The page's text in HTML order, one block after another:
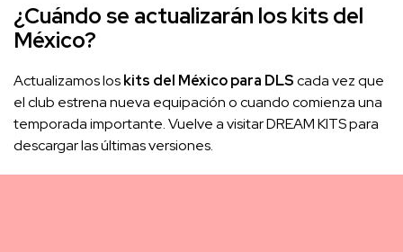
¿Cuándo se actualizarán los kits del
México?
Actualizamos loskits del México para DLScada vez que
el club estrena nueva equipación o cuando comienza una
temporada importante. Vuelve a visitar DREAM KITS para
descargar las últimas versiones.